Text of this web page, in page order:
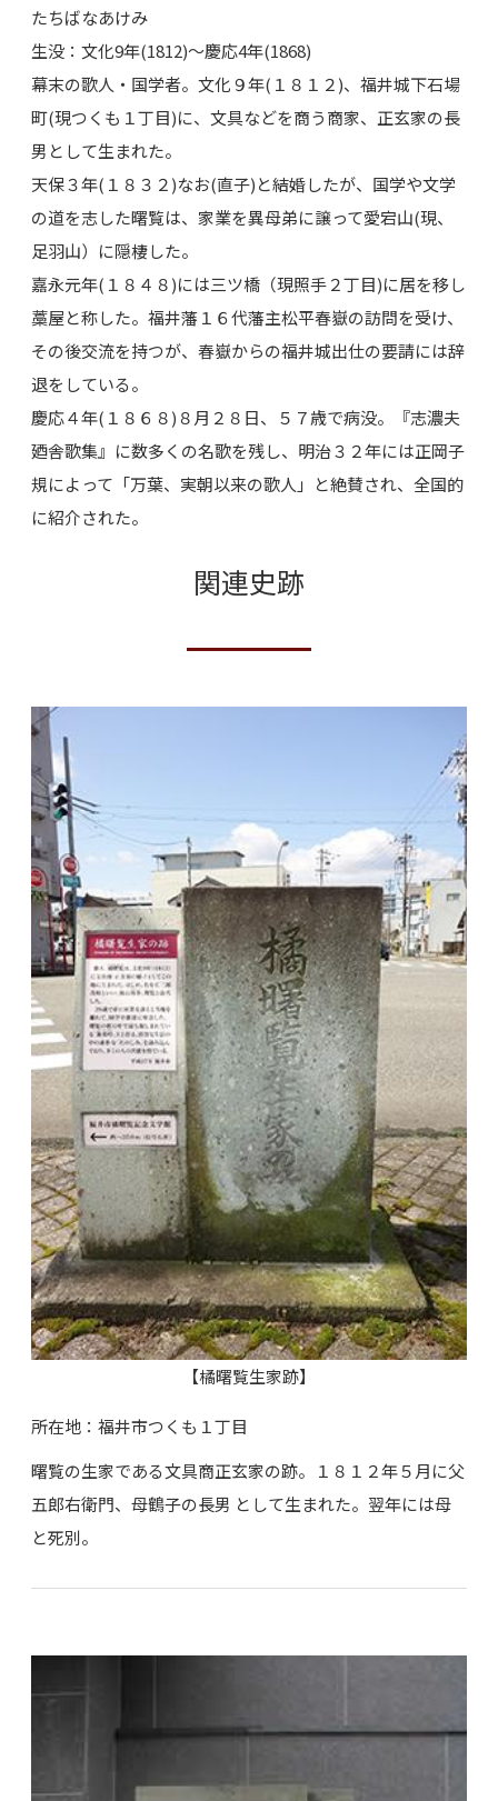
たちばなあけみ
生没：文化9年(1812)～慶応4年(1868)
幕末の歌人・国学者。文化９年(１８１２)、福井城下石場
町(現つくも１丁目)に、文具などを商う商家、正玄家の長
男として生まれた。
天保３年(１８３２)なお(直子)と結婚したが、国学や文学
の道を志した曙覧は、家業を異母弟に譲って愛宕山(現、
足羽山）に隠棲した。
嘉永元年(１８４８)には三ツ橋（現照手２丁目)に居を移し
藁屋と称した。福井藩１６代藩主松平春嶽の訪問を受け、
その後交流を持つが、春嶽からの福井城出仕の要請には辞
退をしている。
慶応４年(１８６８)８月２８日、５７歳で病没。『志濃夫
廼舎歌集』に数多くの名歌を残し、明治３２年には正岡子
規によって「万葉、実朝以来の歌人」と絶賛され、全国的
に紹介された。
関連史跡
【橘曙覧生家跡】
所在地：福井市つくも１丁目
曙覧の生家である文具商正玄家の跡。１８１２年５月に父
五郎右衛門、母鶴子の長男 として生まれた。翌年には母
と死別。